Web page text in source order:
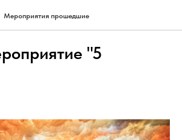
Мероприятия прошедшие
"5